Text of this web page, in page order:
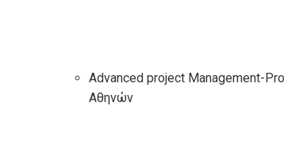
Advanced project Management-
Αθηνών